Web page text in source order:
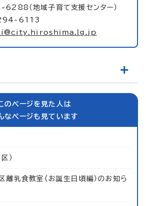
（地域子育て支援センター）
294-6113
のページを見た人は
なページも見ています
）
乳食教室（お誕生日頃編）のお知ら